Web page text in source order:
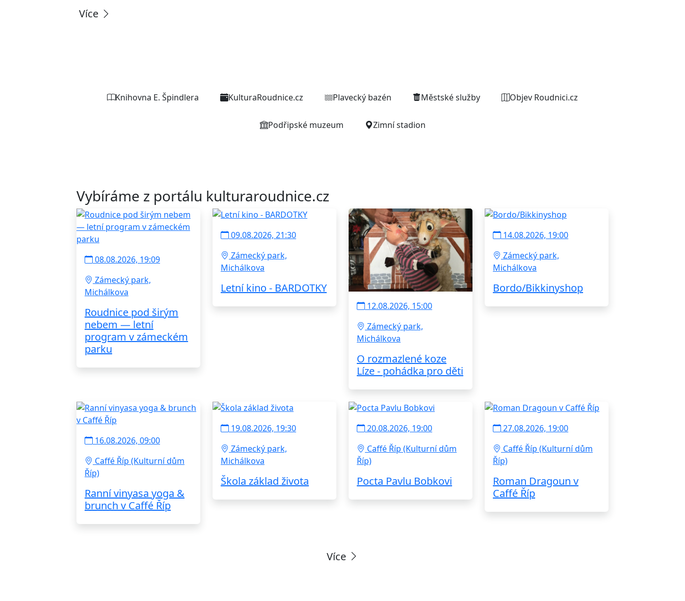
Více
Knihovna E. Špindlera KulturaRoudnice.cz Plavecký bazén Městské služby Objev Roudnici.cz
Podřipské muzeum Zimní stadion
Vybíráme z portálu kulturaroudnice.cz
08.08.2026, 19:09
Zámecký park,
Michálkova
Roudnice pod širým
nebem — letní
program v zámeckém
parku
09.08.2026, 21:30
Zámecký park,
Michálkova
Letní kino - BARDOTKY
12.08.2026, 15:00
Zámecký park,
Michálkova
O rozmazlené koze
Líze - pohádka pro děti
14.08.2026, 19:00
Zámecký park,
Michálkova
Bordo/Bikkinyshop
16.08.2026, 09:00
Caffé Říp (Kulturní dům
Říp)
Ranní vinyasa yoga &
brunch v Caffé Říp
19.08.2026, 19:30
Zámecký park,
Michálkova
Škola základ života
20.08.2026, 19:00
Caffé Říp (Kulturní dům
Říp)
Pocta Pavlu Bobkovi
27.08.2026, 19:00
Caffé Říp (Kulturní dům
Říp)
Roman Dragoun v
Caffé Říp
Více